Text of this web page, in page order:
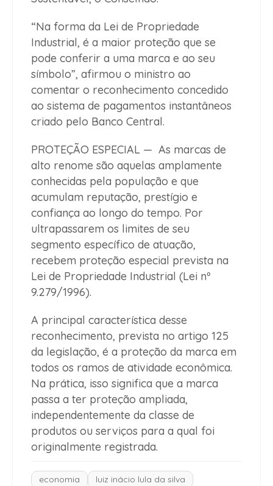
“Na forma da Lei de Propriedade
Industrial, é a maior proteção que se
pode conferir a uma marca e ao seu
símbolo”, afirmou o ministro ao
comentar o reconhecimento concedido
ao sistema de pagamentos instantâneos
criado pelo Banco Central.
PROTEÇÃO ESPECIAL — As marcas de
alto renome são aquelas amplamente
conhecidas pela população e que
acumulam reputação, prestígio e
confiança ao longo do tempo. Por
ultrapassarem os limites de seu
segmento específico de atuação,
recebem proteção especial prevista na
Lei de Propriedade Industrial (Lei nº
9.279/1996).
A principal característica desse
reconhecimento, prevista no artigo 125
da legislação, é a proteção da marca em
todos os ramos de atividade econômica.
Na prática, isso significa que a marca
passa a ter proteção ampliada,
independentemente da classe de
produtos ou serviços para a qual foi
originalmente registrada.
economia
luiz inácio lula da silva